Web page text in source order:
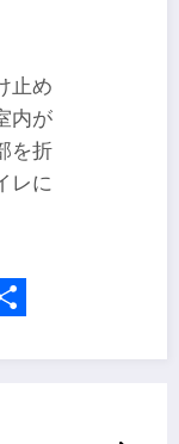
止め
内が
を折
レに